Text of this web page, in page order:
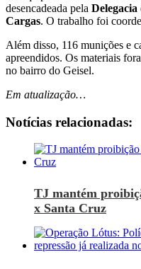
desencadeada pela Delegacia
Cargas. O trabalho foi
Além disso, 116 munições e
apreendidos. Os materiais
no bairro do Geisel.
Em atualização…
Notícias relacionadas:
TJ mantém
x Santa Cruz